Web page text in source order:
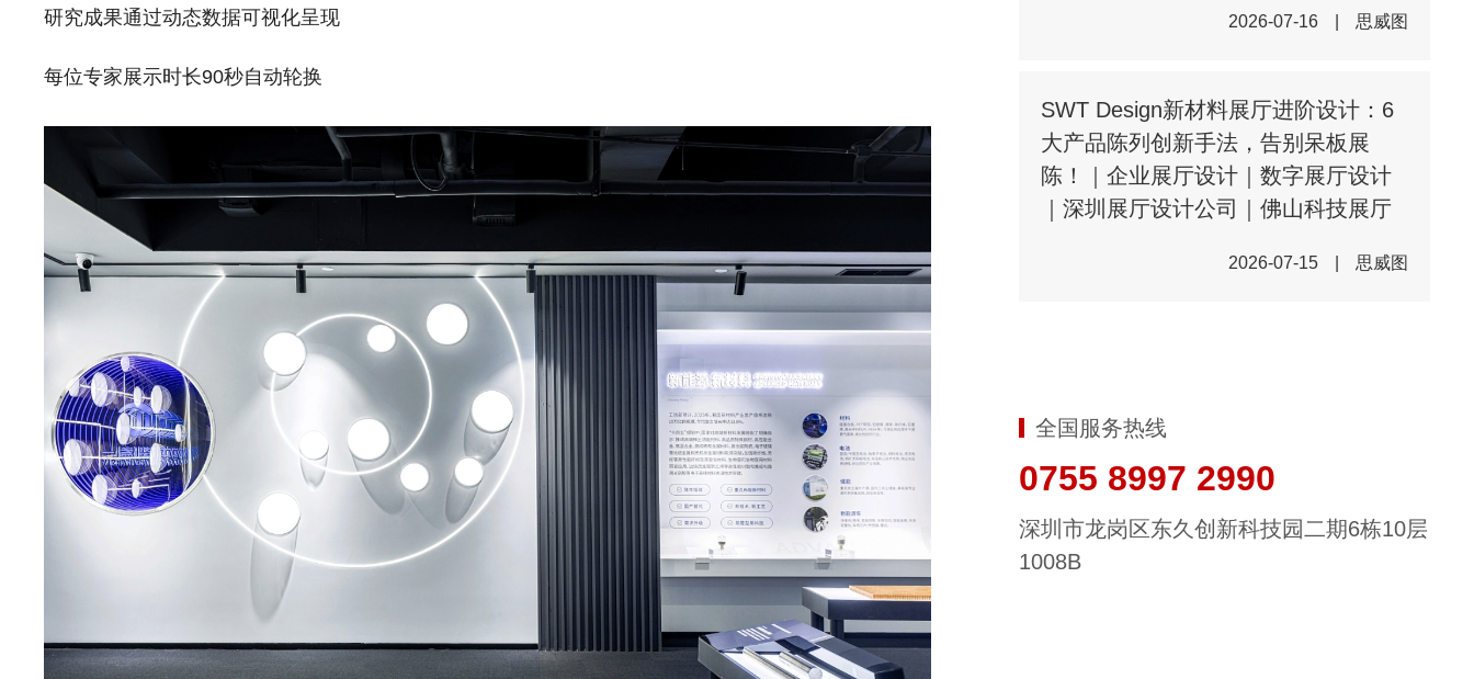
研究成果通过动态数据可视化呈现
每位专家展示时长90秒自动轮换
2026-07-16 思威图
SWT Design新材料展厅进阶设计：6
大产品陈列创新手法，告别呆板展
陈！｜企业展厅设计｜数字展厅设计
｜深圳展厅设计公司｜佛山科技展厅
2026-07-15 思威图
全国服务热线
0755 8997 2990
深圳市龙岗区东久创新科技园二期6栋10层
1008B